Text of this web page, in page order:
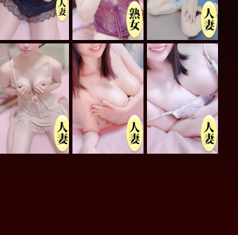
東京その他エリア
東京23区出張